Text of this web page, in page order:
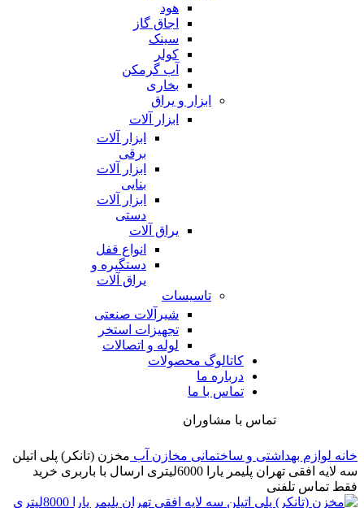
هود
اجاق گاز
سینک
کولر
آب گرمکن
بخاری
ابزار و یراق
ابزار آلات
ابزار آلات
برقی
ابزار آلات
بنایی
ابزار آلات
دستی
یراق آلات
انواع قفل
دستگیره و
یراق آلات
تاسیسات
شیرآلات صنعتی
تجهیزات استخر
لوله و اتصالات
کاتالوگ محصولات
درباره ما
تماس با ما
تماس با مشاوران
خانه لوازم بهداشتی و ساختمانی مخازن آب مخزن (تانکر) پلی اتیلن
سه لایه افقی تهران پلیمر یارا 6000لیتری ارسال با باربری خرید
فقط تماس تلفنی